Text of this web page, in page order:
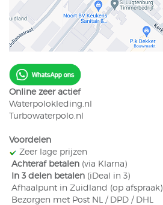
Online zeer actief
Waterpolokleding.nl
Turbowaterpolo.nl
Voordelen
​ Zeer lage prijzen
Achteraf betalen (via Klarna)
In 3 delen betalen (iDeal in 3)
Afhaalpunt in Zuidland (op afspraak)
Bezorgen met Post NL / DPD / DHL